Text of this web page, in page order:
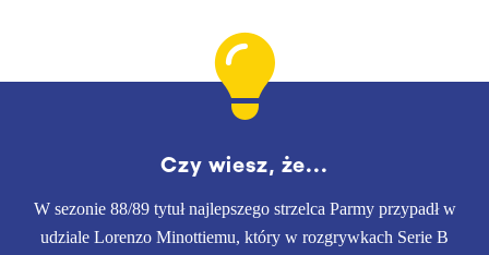
Czy wiesz, że...
W sezonie 88/89 tytuł najlepszego strzelca Parmy przypadł w
udziale Lorenzo Minottiemu, który w rozgrywkach Serie B